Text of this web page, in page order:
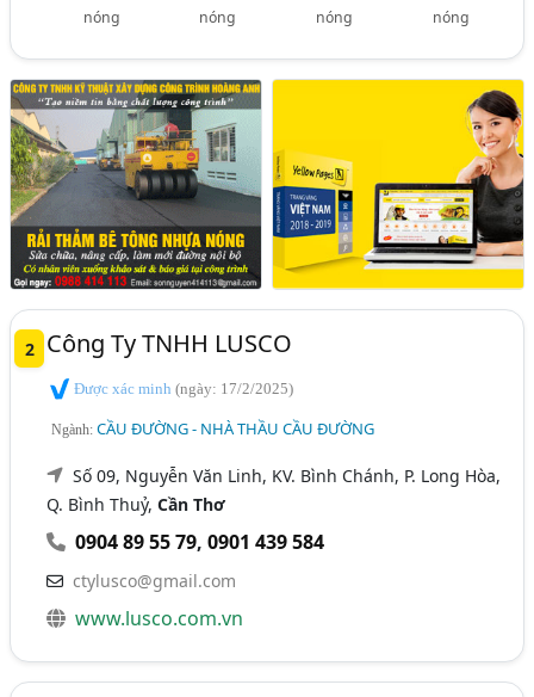
nóng
nóng
nóng
nóng
2 Công Ty TNHH LUSCO
Được xác minh(ngày: 17/2/2025)
Ngành:CẦU ĐƯỜNG - NHÀ THẦU CẦU ĐƯỜNG
Số 09, Nguyễn Văn Linh, KV. Bình Chánh, P. Long Hòa,
Q. Bình Thuỷ,Cần Thơ
0904 89 55 79,0901 439 584
ctylusco@gmail.com
www.lusco.com.vn